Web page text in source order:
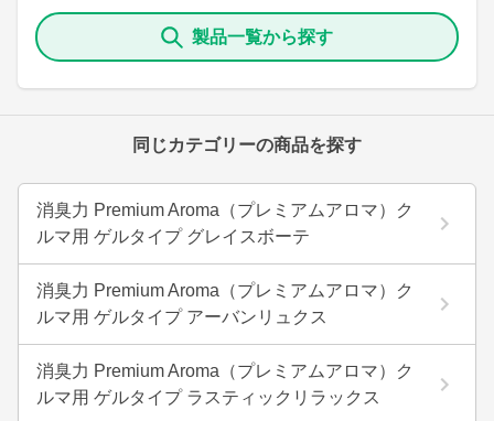
製品一覧から探す
同じカテゴリーの商品を探す
消臭力 Premium Aroma（プレミアムアロマ）ク
ルマ用 ゲルタイプ グレイスボーテ
消臭力 Premium Aroma（プレミアムアロマ）ク
ルマ用 ゲルタイプ アーバンリュクス
消臭力 Premium Aroma（プレミアムアロマ）ク
ルマ用 ゲルタイプ ラスティックリラックス